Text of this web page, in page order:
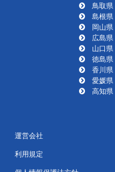
鳥取県
島根県
岡山県
広島県
山口県
徳島県
香川県
愛媛県
高知県
運営会社
利用規定